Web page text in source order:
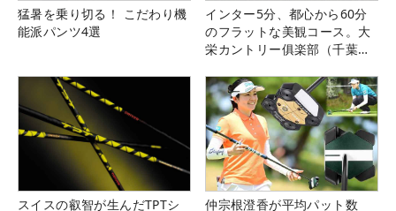
猛暑を乗り切る！ こだわり機
能派パンツ4選
インター5分、都心から60分
のフラットな美観コース。大
栄カントリー俱楽部（千葉
スイスの叡智が生んだTPTシ
仲宗根澄香が平均パット数